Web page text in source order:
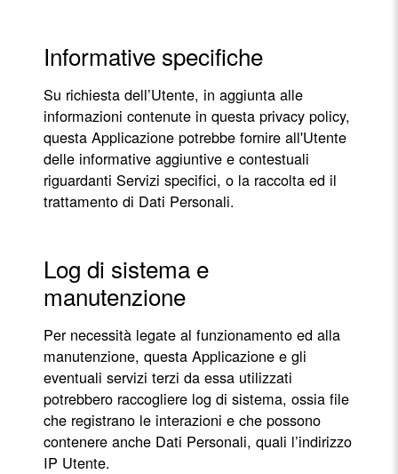
Informative specifiche
Su richiesta dell’Utente, in aggiunta alle
informazioni contenute in questa privacy policy,
questa Applicazione potrebbe fornire all'Utente
delle informative aggiuntive e contestuali
riguardanti Servizi specifici, o la raccolta ed il
trattamento di Dati Personali.
Log di sistema e
manutenzione
Per necessità legate al funzionamento ed alla
manutenzione, questa Applicazione e gli
eventuali servizi terzi da essa utilizzati
potrebbero raccogliere log di sistema, ossia file
che registrano le interazioni e che possono
contenere anche Dati Personali, quali l’indirizzo
IP Utente.